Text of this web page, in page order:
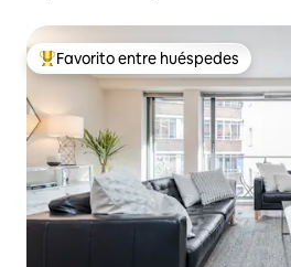
Favorito entre huéspedes preferido
Favorito entre huéspedes